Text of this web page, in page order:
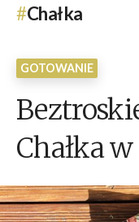
Chałka
GOTOWANIE
Chałka